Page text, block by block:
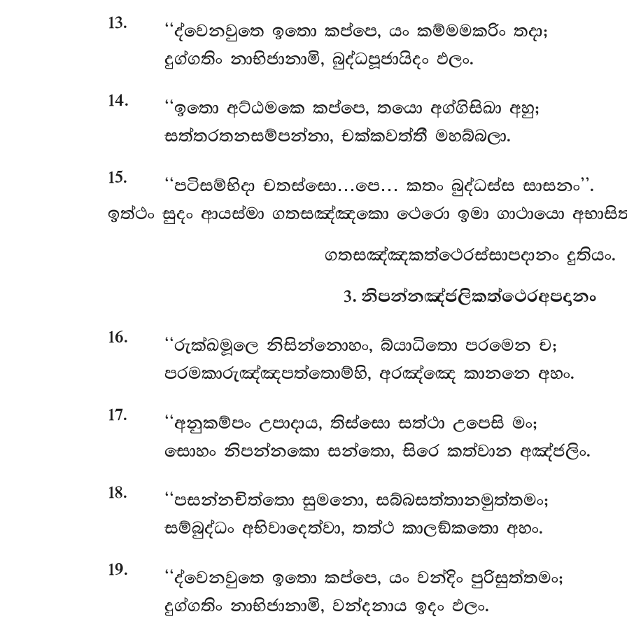
13.
‘‘ද්වෙනවුතෙ ඉතො කප්පෙ, යං කම්මමකරිං තදා;
දුග්ගතිං නාභිජානාමි, බුද්ධපූජායිදං ඵලං.
14.
‘‘ඉතො අට්ඨමකෙ කප්පෙ, තයො අග්ගිසිඛා අහු;
සත්තරතනසම්පන්නා, චක්කවත්තී මහබ්බලා.
15.
‘‘පටිසම්භිදා චතස්සො…පෙ… කතං බුද්ධස්ස සාසනං’’.
ඉත්ථං සුදං ආයස්මා ගතසඤ්ඤකො ථෙරො ඉමා ගාථායො
ගතසඤ්ඤකත්ථෙරස්සාපදානං දුතියං.
3. නිපන්නඤ්ජලිකත්ථෙරඅපදානං
16. ‘‘රුක්ඛමූලෙ නිසින්නොහං, බ්යාධිතො පරමෙන ච;
පරමකාරුඤ්ඤපත්තොම්හි, අරඤ්ඤෙ කානනෙ අහං.
17.
‘‘අනුකම්පං උපාදාය, තිස්සො සත්ථා උපෙසි මං;
සොහං නිපන්නකො සන්තො, සිරෙ කත්වාන අඤ්ජලිං.
18.
‘‘පසන්නචිත්තො සුමනො, සබ්බසත්තානමුත්තමං;
සම්බුද්ධං අභිවාදෙත්වා, තත්ථ කාලඞ්කතො අහං.
19.
‘‘ද්වෙනවුතෙ ඉතො කප්පෙ, යං වන්දිං පුරිසුත්තමං;
දුග්ගතිං නාභිජානාමි, වන්දනාය ඉදං ඵලං.